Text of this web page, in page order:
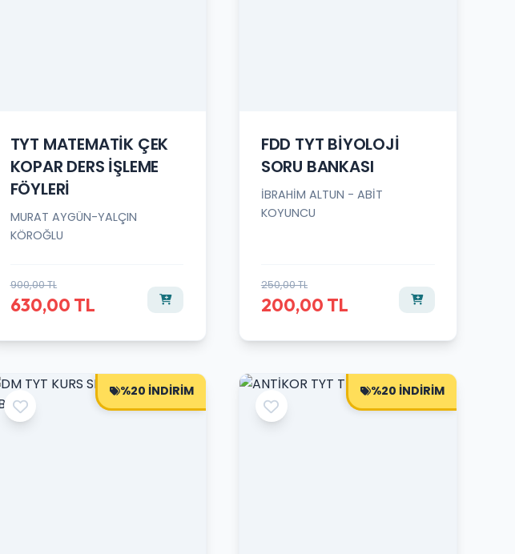
TYT MATEMATİK ÇEK
KOPAR DERS İŞLEME
FÖYLERİ
MURAT AYGÜN-YALÇIN
KÖROĞLU
900,00 TL
630,00 TL
FDD TYT BİYOLOJİ
SORU BANKASI
İBRAHİM ALTUN - ABİT
KOYUNCU
250,00 TL
200,00 TL
%20 İNDİRİM %20 İNDİRİM